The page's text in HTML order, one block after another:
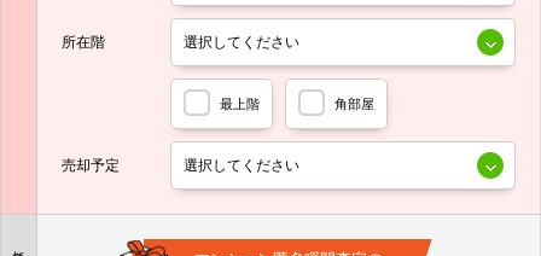
所在階
最上階 角部屋
売却予定